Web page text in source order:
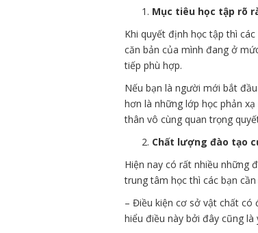
Mục tiêu học tập rõ
Khi quyết định học tập thì
căn bản của mình đang ở
tiếp phù hợp.
Nếu bạn là người mới bắt
hơn là những lớp học phản
thân vô cùng quan trọng
Chất lượng đào tạo
Hiện nay có rất nhiều những
trung tâm học thì các bạn
– Điều kiện cơ sở vật chất có
hiểu điều này bởi đây cũng